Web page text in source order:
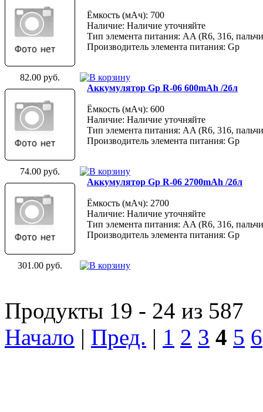
Ёмкость (мАч): 700
Наличие: Наличие уточняйте
Тип элемента питания: AA (R6, 316,
Производитель элемента питания: Gp
82.00 руб.
Аккумулятор Gp R-06 600mAh /2бл
Ёмкость (мАч): 600
Наличие: Наличие уточняйте
Тип элемента питания: AA (R6, 316,
Производитель элемента питания: Gp
74.00 руб.
Аккумулятор Gp R-06 2700mAh /2бл
Ёмкость (мАч): 2700
Наличие: Наличие уточняйте
Тип элемента питания: AA (R6, 316,
Производитель элемента питания: Gp
301.00 руб.
Продукты 19 - 24 из 587
Начало | Пред. | 1 2 3 4 5 6